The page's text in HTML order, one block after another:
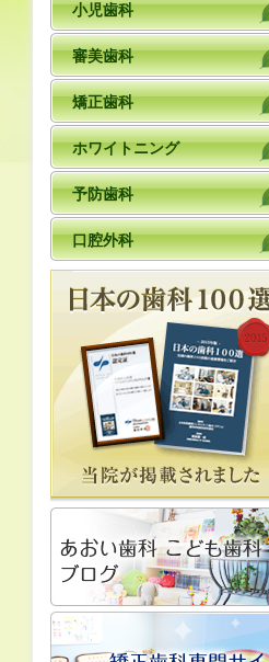
小児歯科
審美歯科
矯正歯科
ホワイトニング
予防歯科
口腔外科